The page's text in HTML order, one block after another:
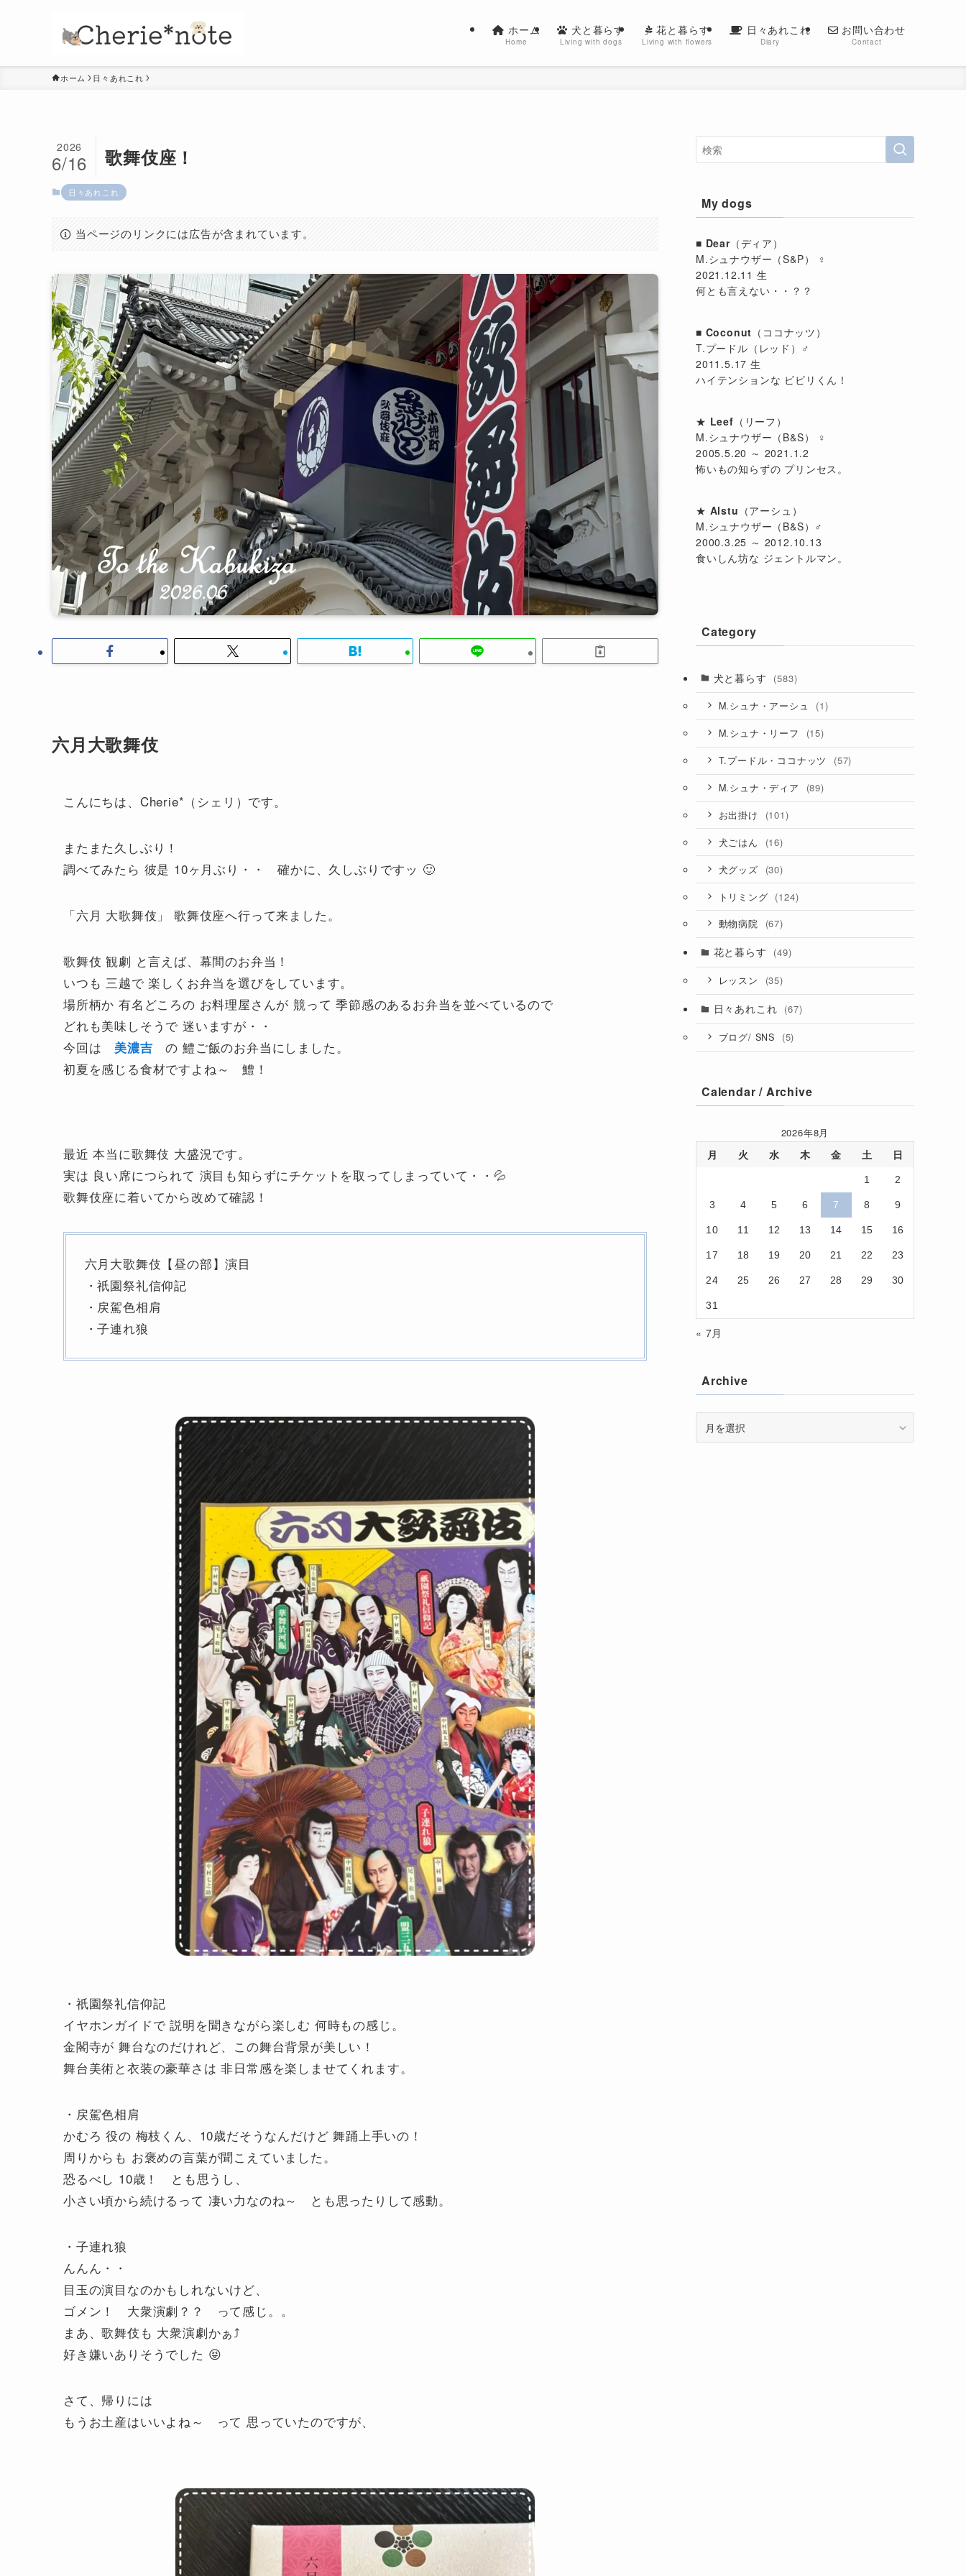
ホーム
Home
犬と暮らす
Living with dogs
花と暮らす
Living with flowers
日々あれこれ
Diary
お問い合わせ
Contact
ホーム 日々あれこれ
歌舞伎座！
2026
6/16
日々あれこれ
当ページのリンクには広告が含まれています。
六月大歌舞伎
こんにちは、Cherie*（シェリ）です。
またまた久しぶり！
調べてみたら 彼是 10ヶ月ぶり・・ 確かに、久しぶりですッ 🙂
「六月 大歌舞伎」 歌舞伎座へ行って来ました。
歌舞伎 観劇 と言えば、幕間のお弁当！
いつも 三越で 楽しくお弁当を選びをしています。
場所柄か 有名どころの お料理屋さんが 競って 季節感のあるお弁当を並べているので
どれも美味しそうで 迷いますが・・
今回は 美濃吉 の 鱧ご飯のお弁当にしました。
初夏を感じる食材ですよね～ 鱧！
最近 本当に歌舞伎 大盛況です。
実は 良い席につられて 演目も知らずにチケットを取ってしまっていて・・💦
歌舞伎座に着いてから改めて確認！
六月大歌舞伎【昼の部】演目
・祇園祭礼信仰記
・戻駕色相肩
・子連れ狼
・祇園祭礼信仰記
イヤホンガイドで 説明を聞きながら楽しむ 何時もの感じ。
金閣寺が 舞台なのだけれど、この舞台背景が美しい！
舞台美術と衣装の豪華さは 非日常感を楽しませてくれます。
・戻駕色相肩
かむろ 役の 梅枝くん、10歳だそうなんだけど 舞踊上手いの！
周りからも お褒めの言葉が聞こえていました。
恐るべし 10歳！ とも思うし、
小さい頃から続けるって 凄い力なのね～ とも思ったりして感動。
・子連れ狼
んんん・・
目玉の演目なのかもしれないけど、
ゴメン！ 大衆演劇？？ って感じ。。
まあ、歌舞伎も 大衆演劇かぁ⤴
好き嫌いありそうでした 😝
さて、帰りには
もうお土産はいいよね～ って 思っていたのですが、
My dogs
■ Dear（ディア）
M.シュナウザー（S&P） ♀
2021.12.11 生
何とも言えない・・？？
■ Coconut （ココナッツ）
T.プードル（レッド）♂
2011.5.17 生
ハイテンションな ビビリくん！
★ Leef （リーフ）
M.シュナウザー（B&S） ♀
2005.5.20 ～ 2021.1.2
怖いもの知らずの プリンセス。
★ Alstu （アーシュ）
M.シュナウザー（B&S）♂
2000.3.25 ～ 2012.10.13
食いしん坊な ジェントルマン。
Category
犬と暮らす (583)
M.シュナ・アーシュ (1)
M.シュナ・リーフ (15)
T.プードル・ココナッツ (57)
M.シュナ・ディア (89)
お出掛け (101)
犬ごはん (16)
犬グッズ (30)
トリミング (124)
動物病院 (67)
花と暮らす (49)
レッスン (35)
日々あれこれ (67)
ブログ/ SNS (5)
Calendar / Archive
2026年8月
月 火 水 木 金 土 日
1 2
3 4 5 6 7 8 9
10 11 12 13 14 15 16
17 18 19 20 21 22 23
24 25 26 27 28 29 30
31
« 7月
Archive
Archive